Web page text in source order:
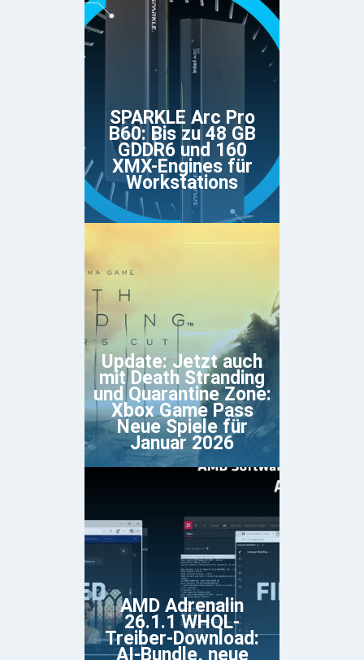
SPARKLE Arc Pro
B60: Bis zu 48 GB
GDDR6 und 160
XMX-Engines für
Workstations
Update: Jetzt auch
mit Death Stranding
und Quarantine Zone:
Xbox Game Pass
Neue Spiele für
Januar 2026
AMD Adrenalin
26.1.1 WHQL-
Treiber-Download:
AI-Bundle, neue